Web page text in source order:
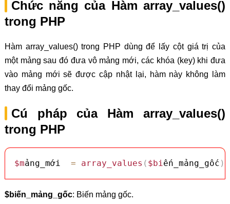
Chức năng của Hàm array_values()
trong PHP
Hàm array_values() trong PHP dùng để lấy cột giá trị của
một mảng sau đó đưa vô mảng mới, các khóa (key) khi đưa
vào mảng mới sẽ được cập nhật lại, hàm này không làm
thay đổi mảng gốc.
Cú pháp của Hàm array_values()
trong PHP
$mảng_mới = array_values ( $biến_mảng_gốc )
$biến_mảng_gốc: Biến mảng gốc.